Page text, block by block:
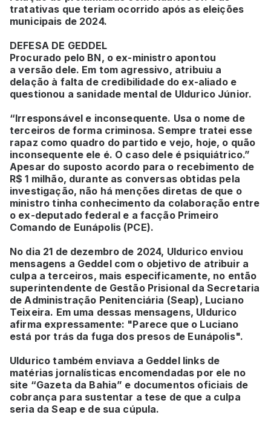
tratativas que teriam ocorrido após as eleições
municipais de 2024.
DEFESA DE GEDDEL
Procurado pelo BN, o ex-ministro apontou
a versão dele. Em tom agressivo, atribuiu a
delação à falta de credibilidade do ex-aliado e
questionou a sanidade mental de Uldurico Júnior.
“Irresponsável e inconsequente. Usa o nome de
terceiros de forma criminosa. Sempre tratei esse
rapaz como quadro do partido e vejo, hoje, o quão
inconsequente ele é. O caso dele é psiquiátrico.”
Apesar do suposto acordo para o recebimento de
R$ 1 milhão, durante as conversas obtidas pela
investigação, não há menções diretas de que o
ministro tinha conhecimento da colaboração entre
o ex-deputado federal e a facção Primeiro
Comando de Eunápolis (PCE).
No dia 21 de dezembro de 2024, Uldurico enviou
mensagens a Geddel com o objetivo de atribuir a
culpa a terceiros, mais especificamente, no então
superintendente de Gestão Prisional da Secretaria
de Administração Penitenciária (Seap), Luciano
Teixeira. Em uma dessas mensagens, Uldurico
afirma expressamente: "Parece que o Luciano
está por trás da fuga dos presos de Eunápolis".
Uldurico também enviava a Geddel links de
matérias jornalísticas encomendadas por ele no
site “Gazeta da Bahia” e documentos oficiais de
cobrança para sustentar a tese de que a culpa
seria da Seap e de sua cúpula.